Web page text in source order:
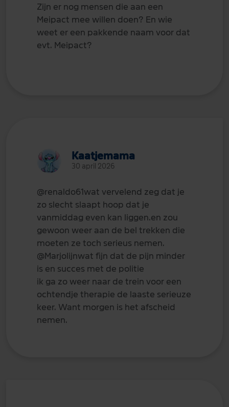
Zijn er nog mensen die aan een
Meipact mee willen doen? En wie
weet er een pakkende naam voor dat
evt. Meipact?
Kaatjemama
30 april 2026
@renaldo61 wat vervelend zeg dat je
zo slecht slaapt hoop dat je
vanmiddag even kan liggen.en zou
gewoon weer aan de bel trekken die
moeten ze toch serieus nemen.
@Marjolijnwat fijn dat de pijn minder
is en succes met de politie
ik ga zo weer naar de trein voor een
ochtendje therapie de laaste serieuze
keer. Want morgen is het afscheid
nemen.